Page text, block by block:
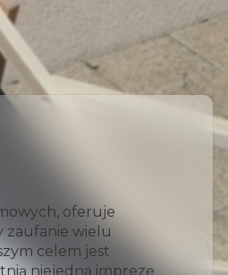
Dzięki możliwości
na eventy, plaże
Zapewnią